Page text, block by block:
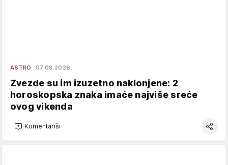
ASTRO 07.08.2026.
Zvezde su im izuzetno naklonjene: 2
horoskopska znaka imaće najviše sreće
ovog vikenda
Komentariši